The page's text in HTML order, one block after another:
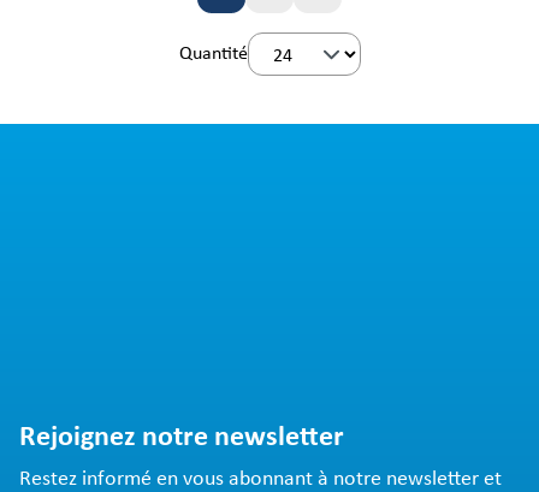
Quantité
Rejoignez notre newsletter
Restez informé en vous abonnant à notre newsletter et